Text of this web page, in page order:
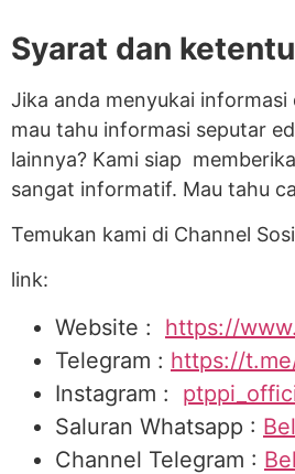
Syarat dan
Jika anda menyukai
mau tahu informasi seputar
lainnya? Kami siap
sangat informatif. Mau tahu
Temukan kami di Channel
link:
Website : https://
Telegram : https://
Instagram :
Saluran Whatsapp :
Channel Telegram :